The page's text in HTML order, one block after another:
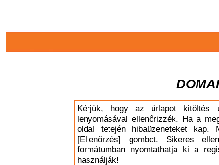
Kérjük, hogy az űrlapot kitöltés
lenyomásával ellenőrizzék. Ha a
oldal tetején hibaüzeneteket
[Ellenőrzés] gombot. Sikeres
formátumban nyomtathatja ki a
használják!